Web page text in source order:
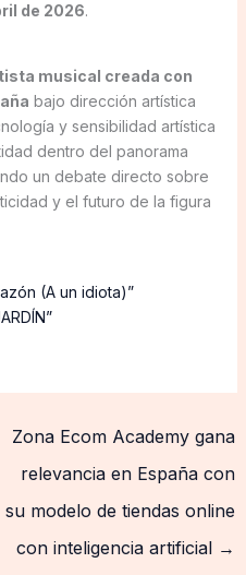
de 2026.
musical creada con
bajo dirección artística
y sensibilidad artística
dentro del panorama
un debate directo sobre
y el futuro de la figura
(A un idiota)”
Zona Ecom Academy gana
relevancia en España con
su modelo de tiendas online
con inteligencia artificial →